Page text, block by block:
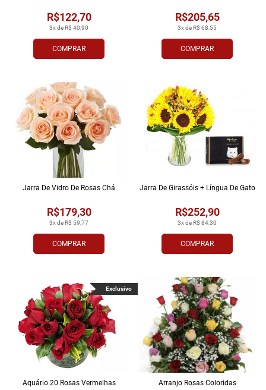
COMPRAR
3x de R$ 40,90
R$122,70
COMPRAR
3x de R$ 68,55
R$205,65
COMPRAR
3x de R$ 59,77
R$179,30
Jarra De Vidro De Rosas Chá
COMPRAR
3x de R$ 84,30
R$252,90
Jarra De Girassóis + Língua De Gato
Aquário 20 Rosas Vermelhas
Exclusivo
Arranjo Rosas Coloridas